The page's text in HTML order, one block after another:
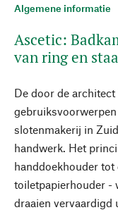
Algemene informatie
Ascetic:
van ring en
De door de
slotenmakerij in
handwerk. Het
handdoekhouder
toiletpapierhouder -
draaien vervaardigd